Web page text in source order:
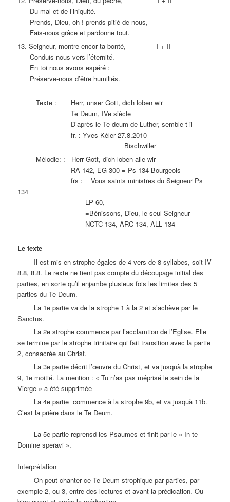
Du mal et de l’iniquité.
Prends, Dieu, oh ! prends pitié de nous,
Fais-nous grâce et pardonne tout.
13. Seigneur, montre encor ta bonté, I + II
Conduis-nous vers l’éternité.
En toi nous avons espéré :
Préserve-nous d’être humiliés.
Texte : Herr, unser Gott, dich loben wir
Te Deum, IVe siècle
D’après le Te deum de Luther, semble-t-il
fr. : Yves Kéler 27.8.2010
Bischwiller
Mélodie: : Herr Gott, dich loben alle wir
RA 142, EG 300 = Ps 134 Bourgeois
frs : = Vous saints ministres du Seigneur Ps
134
LP 60,
=Bénissons, Dieu, le seul Seigneur
NCTC 134, ARC 134, ALL 134
Le texte
Il est mis en strophe égales de 4 vers de 8 syllabes, soit IV
8.8, 8.8. Le rexte ne tient pas compte du découpage initial des
parties, en sorte qu’il enjambe plusieus fois les limites des 5
parties du Te Deum.
La 1e partie va de la strophe 1 à la 2 et s’achève par le
Sanctus.
La 2e strophe commence par l’acclamtion de l’Eglise. Elle
se termine par le strophe trinitaire qui fait transition avec la partie
2, consacrée au Christ.
La 3e partie décrit l’œuvre du Christ, et va jusquà la strophe
9, 1e moitié. La mention : « Tu n’as pas méprisé le sein de la
Vierge » a été supprimée
La 4e partie commence à la strophe 9b, et va jusquà 11b.
C’est la prière dans le Te Deum.
La 5e partie reprensd les Psaumes et finit par le « In te
Domine speravi ».
Interprétation
On peut chanter ce Te Deum strophique par parties, par
exemple 2, ou 3, entre des lectures et avant la prédication. Ou